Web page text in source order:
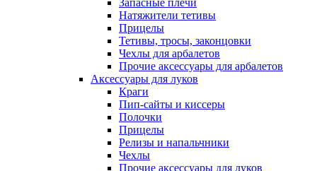
Натяжители тетивы
Прицелы
Тетивы, тросы, законцовки
Чехлы для арбалетов
Прочие аксессуары для арбалетов
Аксессуары для луков
Краги
Пип-сайты и киссеры
Полочки
Прицелы
Релизы и напальчники
Чехлы
Прочие аксессуары для луков